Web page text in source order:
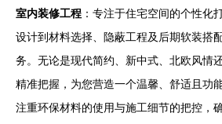
室内装修工程 ：专注于住宅空间的个性化
设计到材料选择、隐蔽工程及后期软装搭
务。无论是现代简约、新中式、北欧风情
精准把握，为您营造一个温馨、舒适且功
注重环保材料的使用与施工细节的把控，